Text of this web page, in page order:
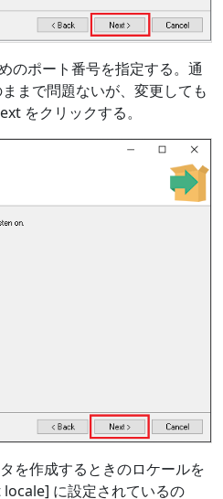
のポート番号を指定する。通
まで問題ないが、変更しても
をクリックする。
を作成するときのロケールを
に設定されているの